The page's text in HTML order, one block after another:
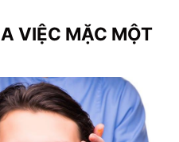
VIỆC MẶC MỘT